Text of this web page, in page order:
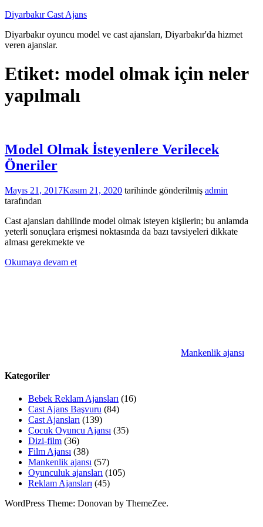
İçeriğe
Diyarbakır Cast Ajans
Diyarbakır oyuncu model ve cast ajansları, Diyarbakır'da hizmet
veren ajanslar.
Etiket: model olmak için neler
yapılmalı
Model Olmak İsteyenlere Verilecek
Öneriler
Mayıs 21, 2017Kasım 21, 2020 tarihinde gönderilmiş admin
tarafından
Cast ajansları dahilinde model olmak isteyen kişilerin; bu anlamda
yeterli sonuçlara erişmesi noktasında da bazı tavsiyeleri dikkate
alması gerekmekte ve
Okumaya devam et
Mankenlik ajansı
Kategoriler
Bebek Reklam Ajansları (16)
Cast Ajans Başvuru (84)
Cast Ajansları (139)
Çocuk Oyuncu Ajansı (35)
Dizi-film (36)
Film Ajansı (38)
Mankenlik ajansı (57)
Oyunculuk ajansları (105)
Reklam Ajansları (45)
WordPress Theme: Donovan by ThemeZee.